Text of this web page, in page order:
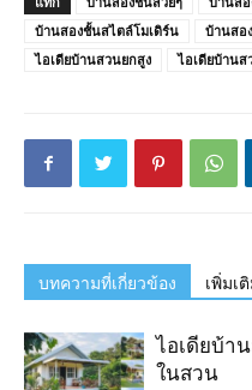
บ้านสองชั้นสไตล์โมเดิร์น
บ้านสอ
ไอเดียบ้านสวนยกสูง
ไอเดียบ้าน
บทความที่เกี่ยวข้อง เพิ่มเ
ไอเดียบ้า
ในสวน